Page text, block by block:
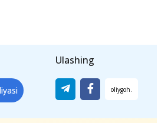
amal qiladi. Subsidiyalar
tomonidan